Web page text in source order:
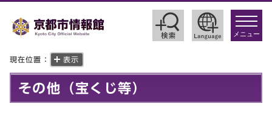
toggle
メニュー
現在位置： 表示
その他（宝くじ等）